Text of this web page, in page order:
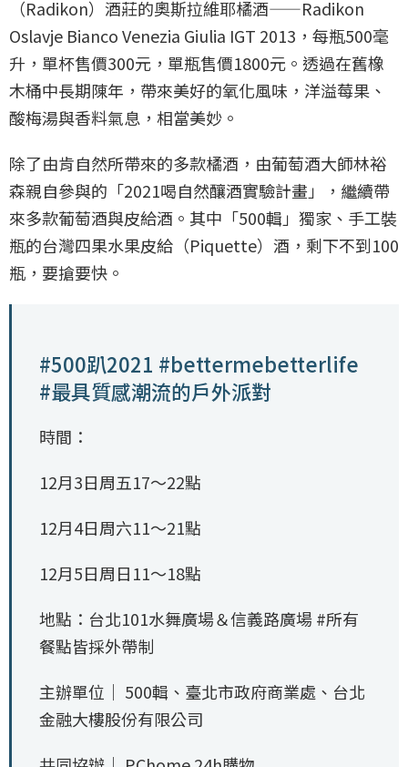
（Radikon）酒莊的奧斯拉維耶橘酒——Radikon
Oslavje Bianco Venezia Giulia IGT 2013，每瓶500毫
升，單杯售價300元，單瓶售價1800元。透過在舊橡
木桶中長期陳年，帶來美好的氧化風味，洋溢莓果、
酸梅湯與香料氣息，相當美妙。
除了由肯自然所帶來的多款橘酒，由葡萄酒大師林裕
森親自參與的「2021喝自然釀酒實驗計畫」，繼續帶
來多款葡萄酒與皮給酒。其中「500輯」獨家、手工裝
瓶的台灣四果水果皮給（Piquette）酒，剩下不到100
瓶，要搶要快。
#500趴2021 #bettermebetterlife
#最具質感潮流的戶外派對
時間：
12月3日周五17～22點
12月4日周六11～21點
12月5日周日11～18點
地點：台北101水舞廣場＆信義路廣場 #所有
餐點皆採外帶制
主辦單位｜ 500輯、臺北市政府商業處、台北
金融大樓股份有限公司